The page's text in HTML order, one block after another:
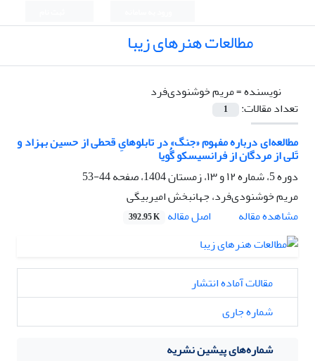
مطالعات هنرهای زیبا
نویسنده =مریم خوشنودی‌فرد
تعداد مقالات:
1
مطالعه‌ای درباره مفهوم «جنگ» در تابلوهایِ قحطی از حسین بهزاد و
تَلی از مردگان از فرانسیسکو گُویا
دوره 5، شماره ۱۲ و ۱۳، زمستان 1404، صفحه
44-53
مریم خوشنودی‌فرد، جهانبخش امیربیگی
مشاهده مقاله
اصل مقاله 392.95 K
مقالات آماده انتشار
شماره جاری
شماره‌های پیشین نشریه